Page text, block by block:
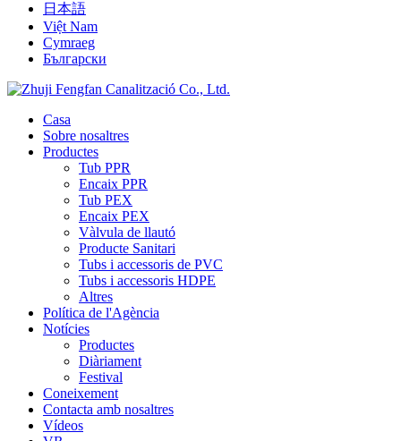
日本語
Việt Nam
Cymraeg
Български
Casa
Sobre nosaltres
Productes
Tub PPR
Encaix PPR
Tub PEX
Encaix PEX
Vàlvula de llautó
Producte Sanitari
Tubs i accessoris de PVC
Tubs i accessoris HDPE
Altres
Política de l'Agència
Notícies
Productes
Diàriament
Festival
Coneixement
Contacta amb nosaltres
Vídeos